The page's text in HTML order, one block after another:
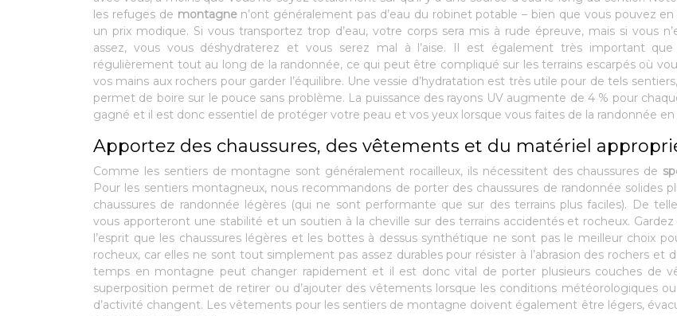
les refuges de montagne n’ont généralement pas d’eau du robinet potable – bien que vous pouvez
un prix modique. Si vous transportez trop d’eau, votre corps sera mis à rude épreuve, mais si vous
assez, vous vous déshydraterez et vous serez mal à l’aise. Il est également très important que
régulièrement tout au long de la randonnée, ce qui peut être compliqué sur les terrains escarpés où
vos mains aux rochers pour garder l’équilibre. Une vessie d’hydratation est très utile pour de tels
permet de boire sur le pouce sans problème. La puissance des rayons UV augmente de 4 % pour
gagné et il est donc essentiel de protéger votre peau et vos yeux lorsque vous faites de la randonnée
Apportez des chaussures, des vêtements et du matériel
Comme les sentiers de montagne sont généralement rocailleux, ils nécessitent des chaussures de
Pour les sentiers montagneux, nous recommandons de porter des chaussures de randonnée solides
chaussures de randonnée légères (qui ne sont performante que sur des terrains plus faciles). De
vous apporteront une stabilité et un soutien à la cheville sur des terrains accidentés et rocheux.
l’esprit que les chaussures légères et les bottes à dessus synthétique ne sont pas le meilleur choix
rocheux, car elles ne sont tout simplement pas assez durables pour résister à l’abrasion des rochers et
temps en montagne peut changer rapidement et il est donc vital de porter plusieurs couches de
superposition permet de retirer ou d’ajouter des vêtements lorsque les conditions météorologiques
d’activité changent. Les vêtements pour les sentiers de montagne doivent également être légers,